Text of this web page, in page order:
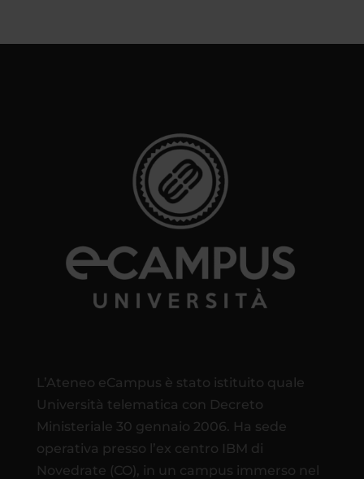
L’Ateneo eCampus è stato istituito quale
Università telematica con Decreto
Ministeriale 30 gennaio 2006. Ha sede
operativa presso l’ex centro IBM di
Novedrate (CO), in un campus immerso nel